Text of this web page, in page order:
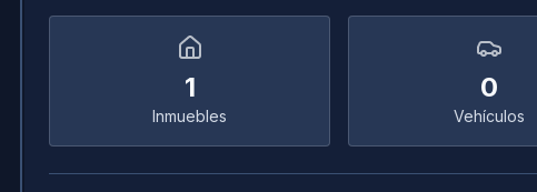
1
Inmuebles
0
Vehículos